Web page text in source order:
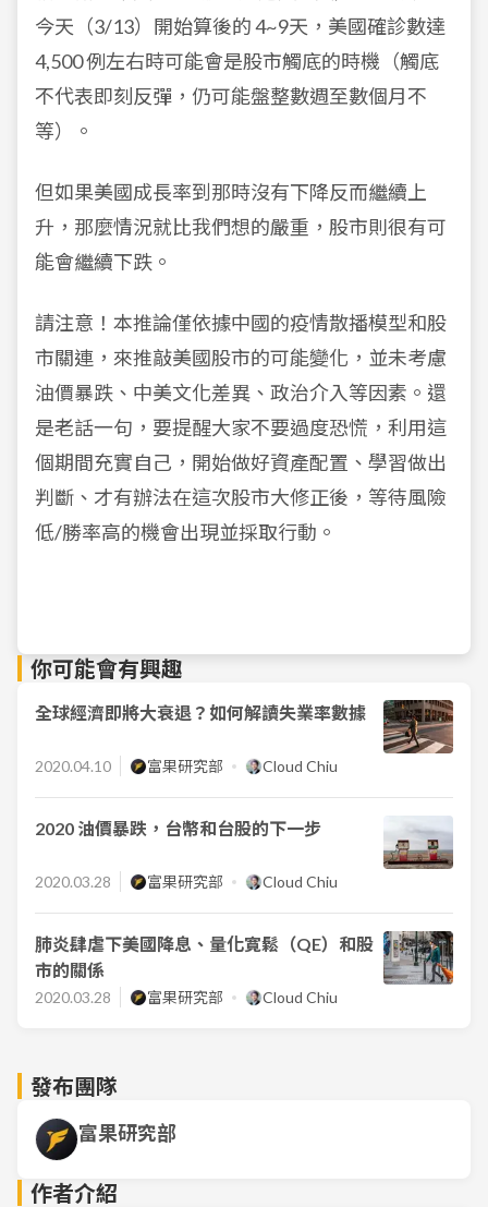
今天（3/13）開始算後的 4~9天，美國確診數達
4,500 例左右時可能會是股市觸底的時機（觸底
不代表即刻反彈，仍可能盤整數週至數個月不
等）。
但如果美國成長率到那時沒有下降反而繼續上
升，那麼情況就比我們想的嚴重，股市則很有可
能會繼續下跌。
請注意！ 本推論僅依據中國的疫情散播模型和股
市關連，來推敲美國股市的可能變化，並未考慮
油價暴跌、中美文化差異、政治介入等因素。還
是老話一句，要提醒大家不要過度恐慌，利用這
個期間充實自己，開始做好資產配置、學習做出
判斷、才有辦法在這次股市大修正後，等待風險
低/勝率高的機會出現並採取行動。
你可能會有興趣
全球經濟即將大衰退？如何解讀失業率數據
2020.04.10 富果研究部 Cloud Chiu
2020 油價暴跌，台幣和台股的下一步
2020.03.28 富果研究部 Cloud Chiu
肺炎肆虐下美國降息、量化寛鬆（QE）和股
市的關係
2020.03.28 富果研究部 Cloud Chiu
發布團隊
富果研究部
作者介紹